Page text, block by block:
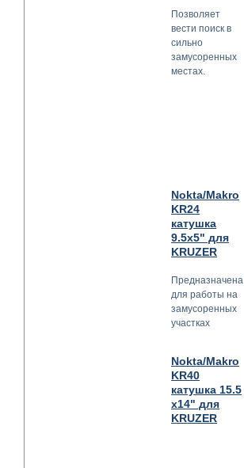
Позволяет
вести поиск в
сильно
замусоренных
местах.
Nokta/Makro
KR24
катушка
9.5x5" для
KRUZER
Предназначена
для работы на
замусоренных
участках
Nokta/Makro
KR40
катушка 15.5
x14" для
KRUZER